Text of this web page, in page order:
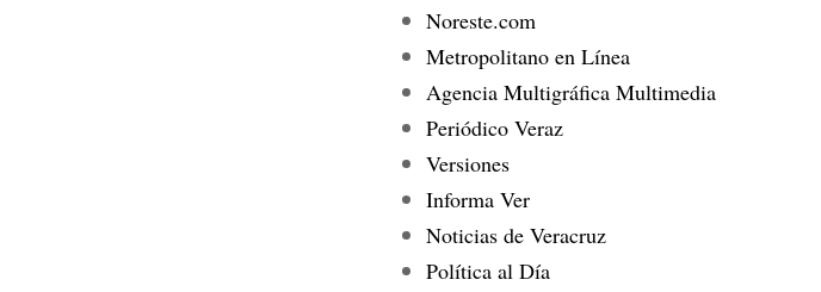
Noreste.com
Metropolitano en Línea
Agencia Multigráfica Multimedia
Periódico Veraz
Versiones
Informa Ver
Noticias de Veracruz
Política al Día